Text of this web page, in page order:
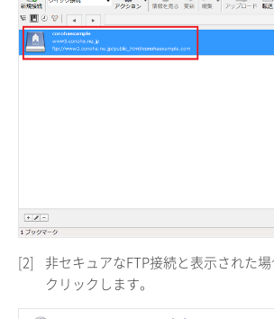
[2]
非セキュアなFTP接続と表示された
クリックします。